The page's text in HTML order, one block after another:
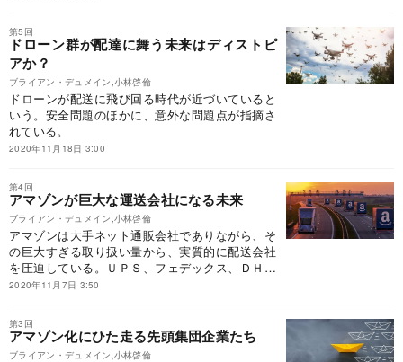
し始めたのだ。その要因はどこにあるのか？※本
稿は、スコット・H・ヤング著、小林啓倫訳
『SENSEFULNESS（センスフルネス）どんなス
キルでも最速で磨く「マスタリーの法則」』（朝
日新聞出版）の一部を抜粋・編集したものです。
第5回
ドローン群が配達に舞う未来はディストピ
アか？
ブライアン・デュメイン,小林啓倫
ドローンが配送に飛び回る時代が近づいていると
いう。安全問題のほかに、意外な問題点が指摘さ
れている。
2020年11月18日 3:00
第4回
アマゾンが巨大な運送会社になる未来
ブライアン・デュメイン,小林啓倫
アマゾンは大手ネット通販会社でありながら、そ
の巨大すぎる取り扱い量から、実質的に配送会社
を圧迫している。ＵＰＳ、フェデックス、ＤＨＬ
などの大手配送会社もアマゾンを強く意識しはじ
2020年11月7日 3:50
第3回
アマゾン化にひた走る先頭集団企業たち
ブライアン・デュメイン,小林啓倫